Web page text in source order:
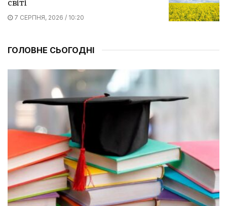
світі
7 СЕРПНЯ, 2026 / 10:20
ГОЛОВНЕ СЬОГОДНІ